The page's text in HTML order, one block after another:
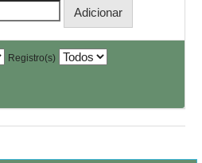
Registro(s)